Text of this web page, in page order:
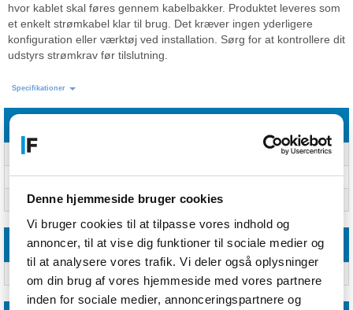
Denne hjemmeside bruger cookies
Vi bruger cookies til at tilpasse vores indhold og
annoncer, til at vise dig funktioner til sociale medier og
til at analysere vores trafik. Vi deler også oplysninger
om din brug af vores hjemmeside med vores partnere
inden for sociale medier, annonceringspartnere og
hvor kablet skal føres gennem kabelbakker. Produktet leveres som
et enkelt strømkabel klar til brug. Det kræver ingen yderligere
konfiguration eller værktøj ved installation. Sørg for at kontrollere dit
udstyrs strømkrav før tilslutning.
Specifikationer
Stik 1 køn
Kabellængde 1,9 m
Stik 1 C13 forbinder
Logistik data